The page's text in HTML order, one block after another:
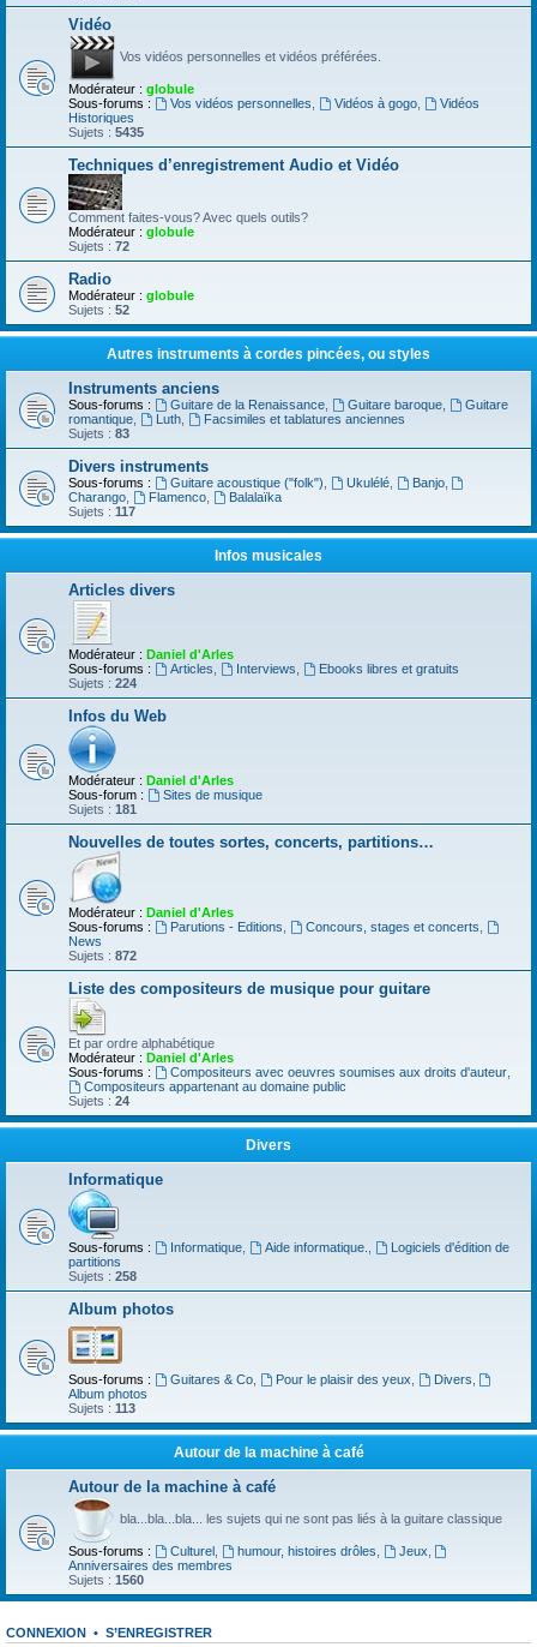
Vidéo
Vos vidéos personnelles et vidéos préférées.
Modérateur : globule
Sous-forums :
Vos vidéos personnelles Vidéos à gogo,
Vidéos
Historiques
Sujets : 5435
Techniques d’enregistrement Audio et Vidéo
Comment faites-vous? Avec quels outils?
Modérateur : globule
Sujets : 72
Radio
Modérateur : globule
Sujets : 52
Autres instruments à cordes pincées, ou styles
Instruments anciens
Sous-forums : Guitare de la Renaissance, Guitare baroque,
Guitare
romantique
Luth,
Facsimiles et tablatures anciennes
Sujets : 83
Divers instruments
Sous-forums : Guitare acoustique ("folk") Ukulélé, Banjo,
Charango
Flamenco,
Balalaïka
Sujets : 117
Infos musicales
Articles divers
Modérateur : Daniel d'Arles
Sous-forums :
Articles Interviews
Ebooks libres et gratuits
Sujets : 224
Infos du Web
Modérateur : Daniel d'Arles
Sous-forum :
Sites de musique
Sujets : 181
Nouvelles de toutes sortes, concerts, partitions…
Modérateur : Daniel d'Arles
Sous-forums :
Parutions - Editions Concours, stages et concerts
News
Sujets : 872
Liste des compositeurs de musique pour guitare
Et par ordre alphabétique
Modérateur : Daniel d'Arles
Sous-forums :
Compositeurs avec oeuvres soumises aux droits d'auteur,
Compositeurs appartenant au domaine public
Sujets : 24
Divers
Informatique
Sous-forums : Informatique, Aide informatique.
Logiciels d'édition de
partitions
Sujets : 258
Album photos
Sous-forums : Guitares & Co, Pour le plaisir des yeux Divers
Album photos
Sujets : 113
Autour de la machine à café
Autour de la machine à café
bla...bla...bla... les sujets qui ne sont pas liés à la guitare classique
Sous-forums : Culturel, humour, histoires drôles Jeux
Anniversaires des membres
Sujets : 1560
CONNEXION • S’ENREGISTRER